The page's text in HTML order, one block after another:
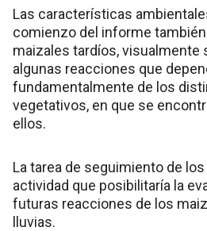
Las características
comienzo del informe
maizales tardíos, visualmente
algunas reacciones que
fundamentalmente de los
vegetativos, en que se
ellos.
La tarea de seguimiento de
actividad que posibilitaría la
futuras reacciones de los
lluvias.